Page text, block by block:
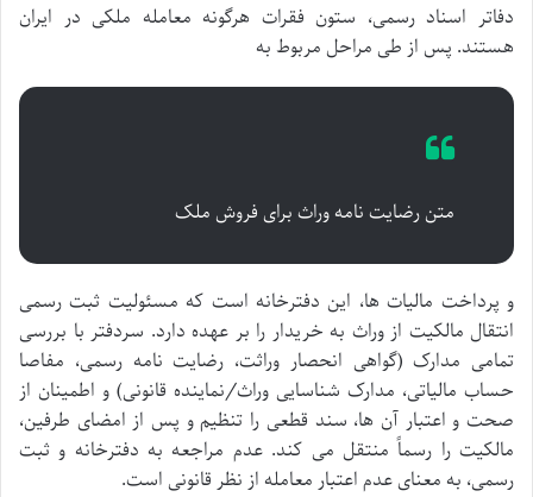
دفاتر اسناد رسمی، ستون فقرات هرگونه معامله ملکی در ایران
هستند. پس از طی مراحل مربوط به
متن رضایت نامه وراث برای فروش ملک
و پرداخت مالیات ها، این دفترخانه است که مسئولیت ثبت رسمی
انتقال مالکیت از وراث به خریدار را بر عهده دارد. سردفتر با بررسی
تمامی مدارک (گواهی انحصار وراثت، رضایت نامه رسمی، مفاصا
حساب مالیاتی، مدارک شناسایی وراث/نماینده قانونی) و اطمینان از
صحت و اعتبار آن ها، سند قطعی را تنظیم و پس از امضای طرفین،
مالکیت را رسماً منتقل می کند. عدم مراجعه به دفترخانه و ثبت
رسمی، به معنای عدم اعتبار معامله از نظر قانونی است.